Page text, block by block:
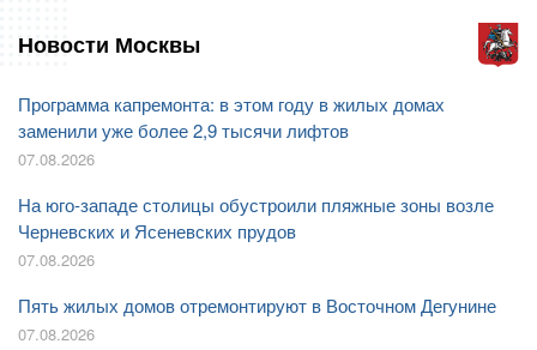
Новости Москвы
Программа капремонта: в этом году в жилых домах
заменили уже более 2,9 тысячи лифтов
07.08.2026
На юго-западе столицы обустроили пляжные зоны возле
Черневских и Ясеневских прудов
07.08.2026
Пять жилых домов отремонтируют в Восточном Дегунине
07.08.2026